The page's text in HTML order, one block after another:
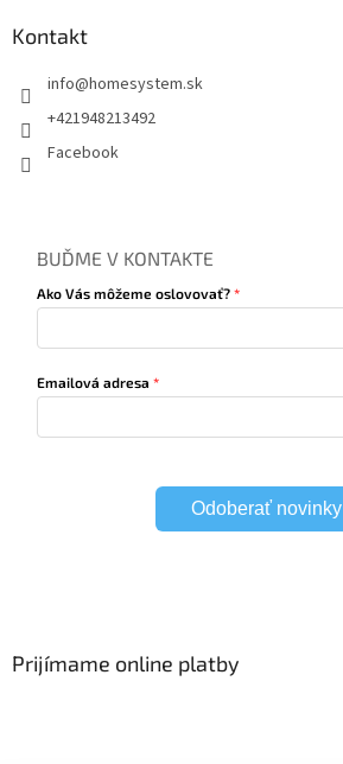
Kontakt
info@homesystem.sk
+421948213492
Facebook
BUĎME V KONTAKTE
Ako Vás môžeme oslovovať?
Emailová adresa
Odoberať novinky
Prijímame online platby